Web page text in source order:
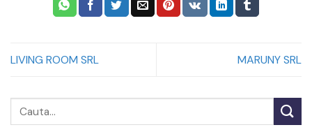
LIVING ROOM SRL MARUNY SRL